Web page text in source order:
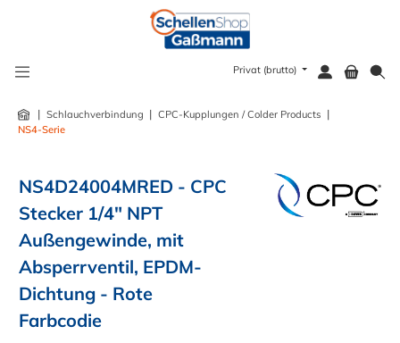
Privat (brutto)
| Schlauchverbindung | CPC-Kupplungen / Colder Products |
NS4-Serie
NS4D24004MRED - CPC
Stecker 1/4" NPT
Außengewinde, mit
Absperrventil, EPDM-
Dichtung - Rote
Farbcodie